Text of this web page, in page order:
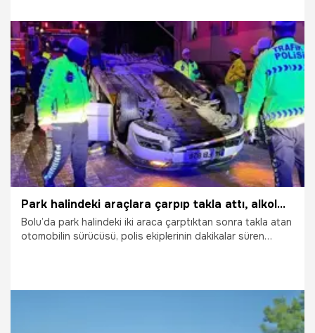
2.06.2026 Gündem
Park halindeki araçlara çarpıp takla attı, alkolmetreye üfleyemedi
Bolu’da park halindeki iki araca çarptıktan sonra takla atan
otomobilin sürücüsü, polis ekiplerinin dakikalar süren